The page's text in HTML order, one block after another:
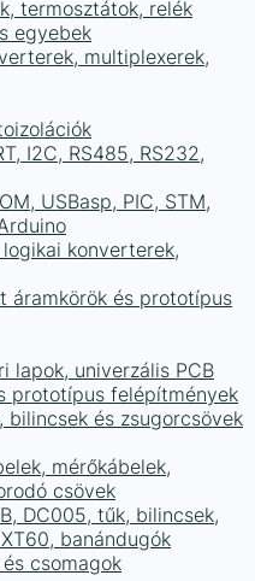
termosztátok, relék
egyebek
multiplexerek,
I2C, RS485, RS232,
USBasp, PIC, STM,
konverterek,
áramkörök és prototípus
lapok, univerzális PCB
prototípus felépítmények
bilincsek és zsugorcsövek
mérőkábelek,
csövek
DC005, tűk, bilincsek,
banándugók
csomagok